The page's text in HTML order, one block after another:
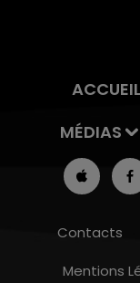
ACCUEIL
MÉDIAS
Contacts
Mentions